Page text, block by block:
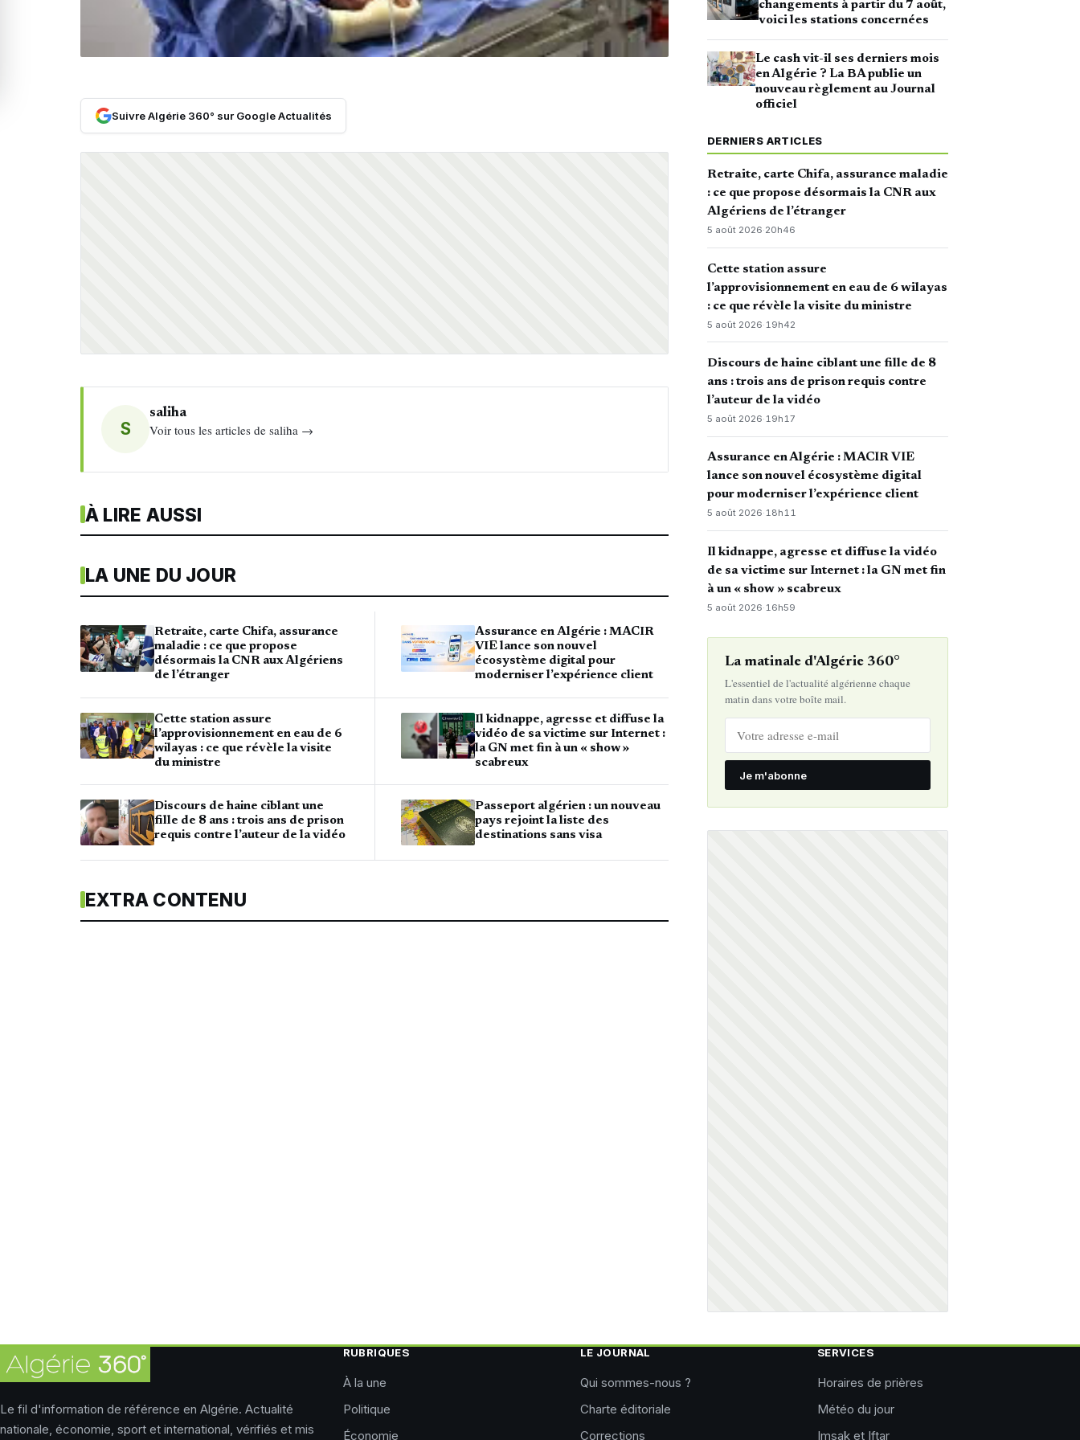
Suivre Algérie 360° sur Google Actualités
S
saliha
Voir tous les articles de saliha →
À LIRE AUSSI
LA UNE DU JOUR
Retraite, carte Chifa, assurance
maladie : ce que propose
désormais la CNR aux Algériens
de l’étranger
Cette station assure
l’approvisionnement en eau de 6
wilayas : ce que révèle la visite
du ministre
Discours de haine ciblant une
fille de 8 ans : trois ans de prison
requis contre l’auteur de la vidéo
Assurance en Algérie : MACIR
VIE lance son nouvel
écosystème digital pour
moderniser l’expérience client
Il kidnappe, agresse et diffuse la
vidéo de sa victime sur Internet :
la GN met fin à un « show »
scabreux
Passeport algérien : un nouveau
pays rejoint la liste des
destinations sans visa
EXTRA CONTENU
changements à partir du 7 août,
voici les stations concernées
Le cash vit-il ses derniers mois
en Algérie ? La BA publie un
nouveau règlement au Journal
officiel
DERNIERS ARTICLES
Retraite, carte Chifa, assurance maladie
: ce que propose désormais la CNR aux
Algériens de l’étranger
5 août 2026·20h46
Cette station assure
l’approvisionnement en eau de 6 wilayas
: ce que révèle la visite du ministre
5 août 2026· 19h42
Discours de haine ciblant une fille de 8
ans : trois ans de prison requis contre
l’auteur de la vidéo
5 août 2026·19h17
Assurance en Algérie : MACIR VIE
lance son nouvel écosystème digital
pour moderniser l’expérience client
5 août 2026·18h11
Il kidnappe, agresse et diffuse la vidéo
de sa victime sur Internet : la GN met fin
à un « show » scabreux
5 août 2026· 16h59
La matinale d'Algérie 360°
L'essentiel de l'actualité algérienne chaque
matin dans votre boîte mail.
Je m'abonne
Le fil d'information de référence en Algérie. Actualité
nationale, économie, sport et international, vérifiés et mis
RUBRIQUES
À la une
Politique
Économie
LE JOURNAL
Qui sommes-nous ?
Charte éditoriale
Corrections
SERVICES
Horaires de prières
Météo du jour
Imsak et Iftar